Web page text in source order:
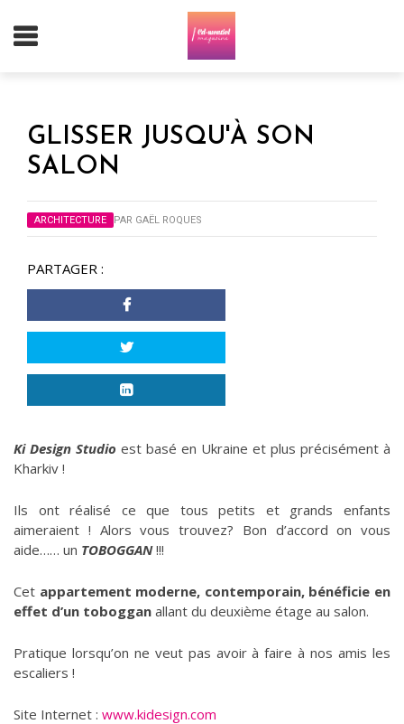
GLISSER JUSQU'À SON
SALON
ARCHITECTURE PAR GAËL ROQUES
PARTAGER :
Ki Design Studio est basé en Ukraine et plus précisément à
Kharkiv !
Ils ont réalisé ce que tous petits et grands enfants
aimeraient ! Alors vous trouvez? Bon d’accord on vous
aide…… un TOBOGGAN!!!
Cet appartement moderne, contemporain, bénéficie en
effet d’un toboggan allant du deuxième étage au salon.
Pratique lorsqu’on ne veut pas avoir à faire à nos amis les
escaliers !
Site Internet : www.kidesign.com